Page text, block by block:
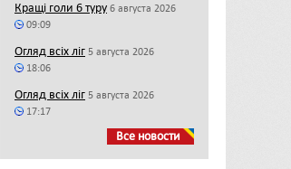
Кращі голи 6 туру 6 августа 2026
09:09
Огляд всіх ліг 5 августа 2026
18:06
Огляд всіх ліг 5 августа 2026
17:17
Все новости